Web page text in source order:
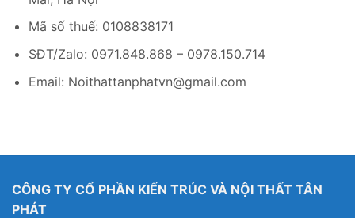
Mã số thuế: 0108838171
SĐT/Zalo: 0971.848.868 – 0978.150.714
Email: Noithattanphatvn@gmail.com
CÔNG TY CỔ PHẦN KIẾN TRÚC VÀ NỘI THẤT TÂN
PHÁT